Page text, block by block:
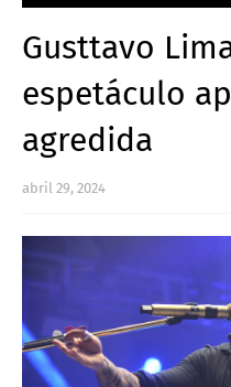
Gusttavo
espetáculo
agredida
abril 29, 2024